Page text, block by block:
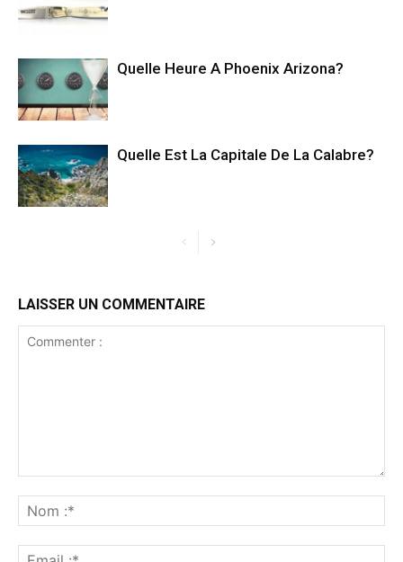
Quelle Heure A Phoenix Arizona?
Quelle Est La Capitale De La Calabre?
LAISSER UN COMMENTAIRE